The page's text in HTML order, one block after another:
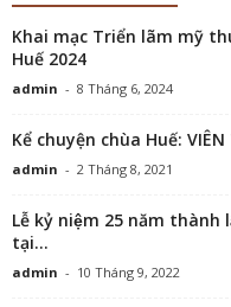
Khai mạc Triển lãm mỹ
Huế 2024
admin - 8 Tháng 6, 2024
Kể chuyện chùa Huế: VIÊN
admin - 2 Tháng 8, 2021
Lễ kỷ niệm 25 năm thành
tại...
admin - 10 Tháng 9, 2022